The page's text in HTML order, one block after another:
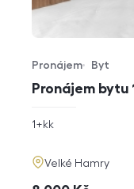
Pronájem bytu
Typ nabídky
Pronájem
Typ nemovitosti
Byt
rozměry
1+kk
adresa
Velké Hamry